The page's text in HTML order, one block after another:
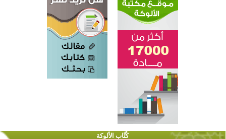
كُتَّاب الألوكة